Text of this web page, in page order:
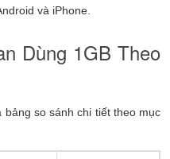
và iPhone.
Dùng 1GB Theo
so sánh chi tiết theo mục